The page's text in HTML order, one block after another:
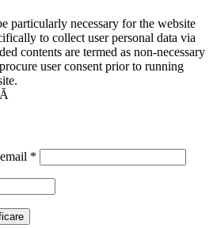
particularly necessary for the website
to collect user personal data via
contents are termed as non-necessary
user consent prior to running
*